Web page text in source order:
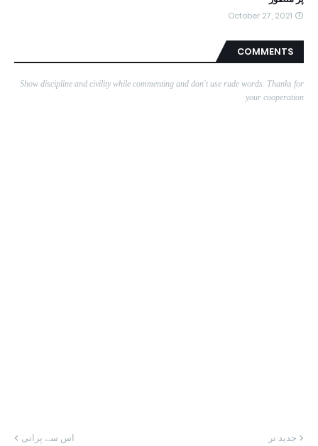
October 27, 2021
COMMENTS
Show discipline and civility while commenting and don't use rude words. Thanks for
your cooperation
جدید تر اس سے پرانی